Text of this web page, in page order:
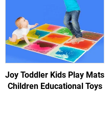
Joy Toddler Kids Play Mats
Children Educational Toys